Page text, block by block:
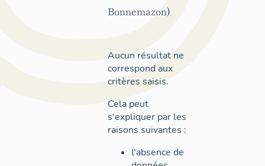
Bonnemazon)
Aucun résultat ne
correspond aux
critères saisis.
Cela peut
s'expliquer par les
raisons suivantes :
l'absence de